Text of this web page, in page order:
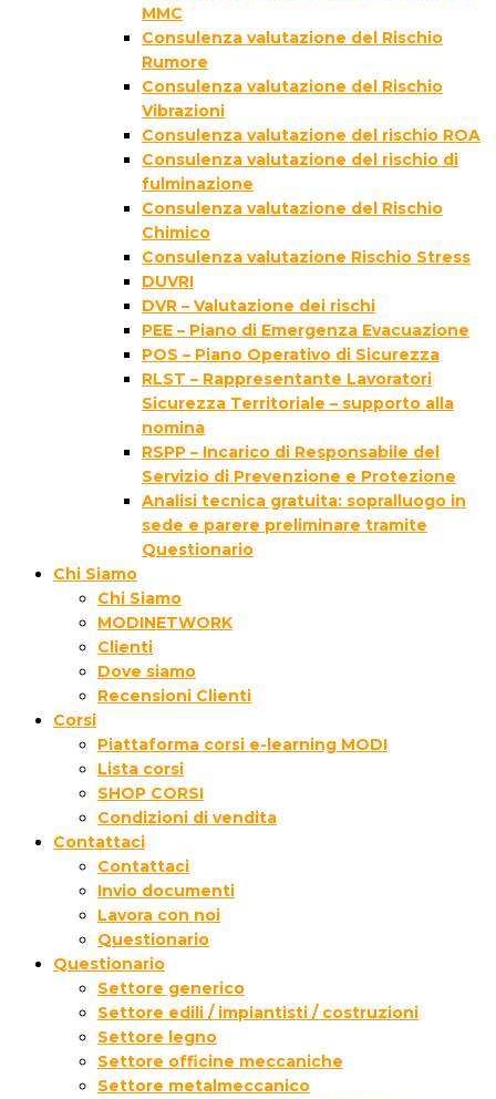
MMC
Consulenza valutazione del Rischio
Rumore
Consulenza valutazione del Rischio
Vibrazioni
Consulenza valutazione del rischio ROA
Consulenza valutazione del rischio di
fulminazione
Consulenza valutazione del Rischio
Chimico
Consulenza valutazione Rischio Stress
DUVRI
DVR – Valutazione dei rischi
PEE – Piano di Emergenza Evacuazione
POS – Piano Operativo di Sicurezza
RLST – Rappresentante Lavoratori
Sicurezza Territoriale – supporto alla
nomina
RSPP – Incarico di Responsabile del
Servizio di Prevenzione e Protezione
Analisi tecnica gratuita: sopralluogo in
sede e parere preliminare tramite
Questionario
Chi Siamo
Chi Siamo
MODINETWORK
Clienti
Dove siamo
Recensioni Clienti
Corsi
Piattaforma corsi e-learning MODI
Lista corsi
SHOP CORSI
Condizioni di vendita
Contattaci
Contattaci
Invio documenti
Lavora con noi
Questionario
Questionario
Settore generico
Settore edili / impiantisti / costruzioni
Settore legno
Settore officine meccaniche
Settore metalmeccanico